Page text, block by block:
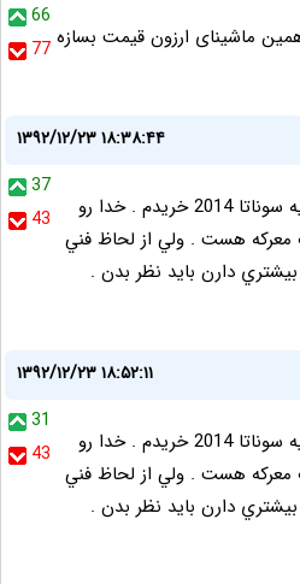
66
77 ماشینای ارزون قیمت بسازه
۱۳۹۲/۱۲/۲۳ ۱۸:۳۸:۴۴
37
43
درود بر دوستان گرامي . من يه سوناتا 2014 خريدم . خدا رو
معركه هست . ولي از لحاظ فني
دارن بايد نظر بدن .
۱۳۹۲/۱۲/۲۳ ۱۸:۵۲:۱۱
31
43
درود بر دوستان گرامي . من يه سوناتا 2014 خريدم . خدا رو
معركه هست . ولي از لحاظ فني
دارن بايد نظر بدن .